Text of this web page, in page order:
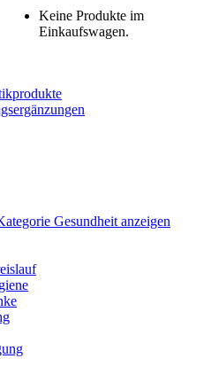
Keine Produkte im
Einkaufswagen.
Gesundheit anzeigen